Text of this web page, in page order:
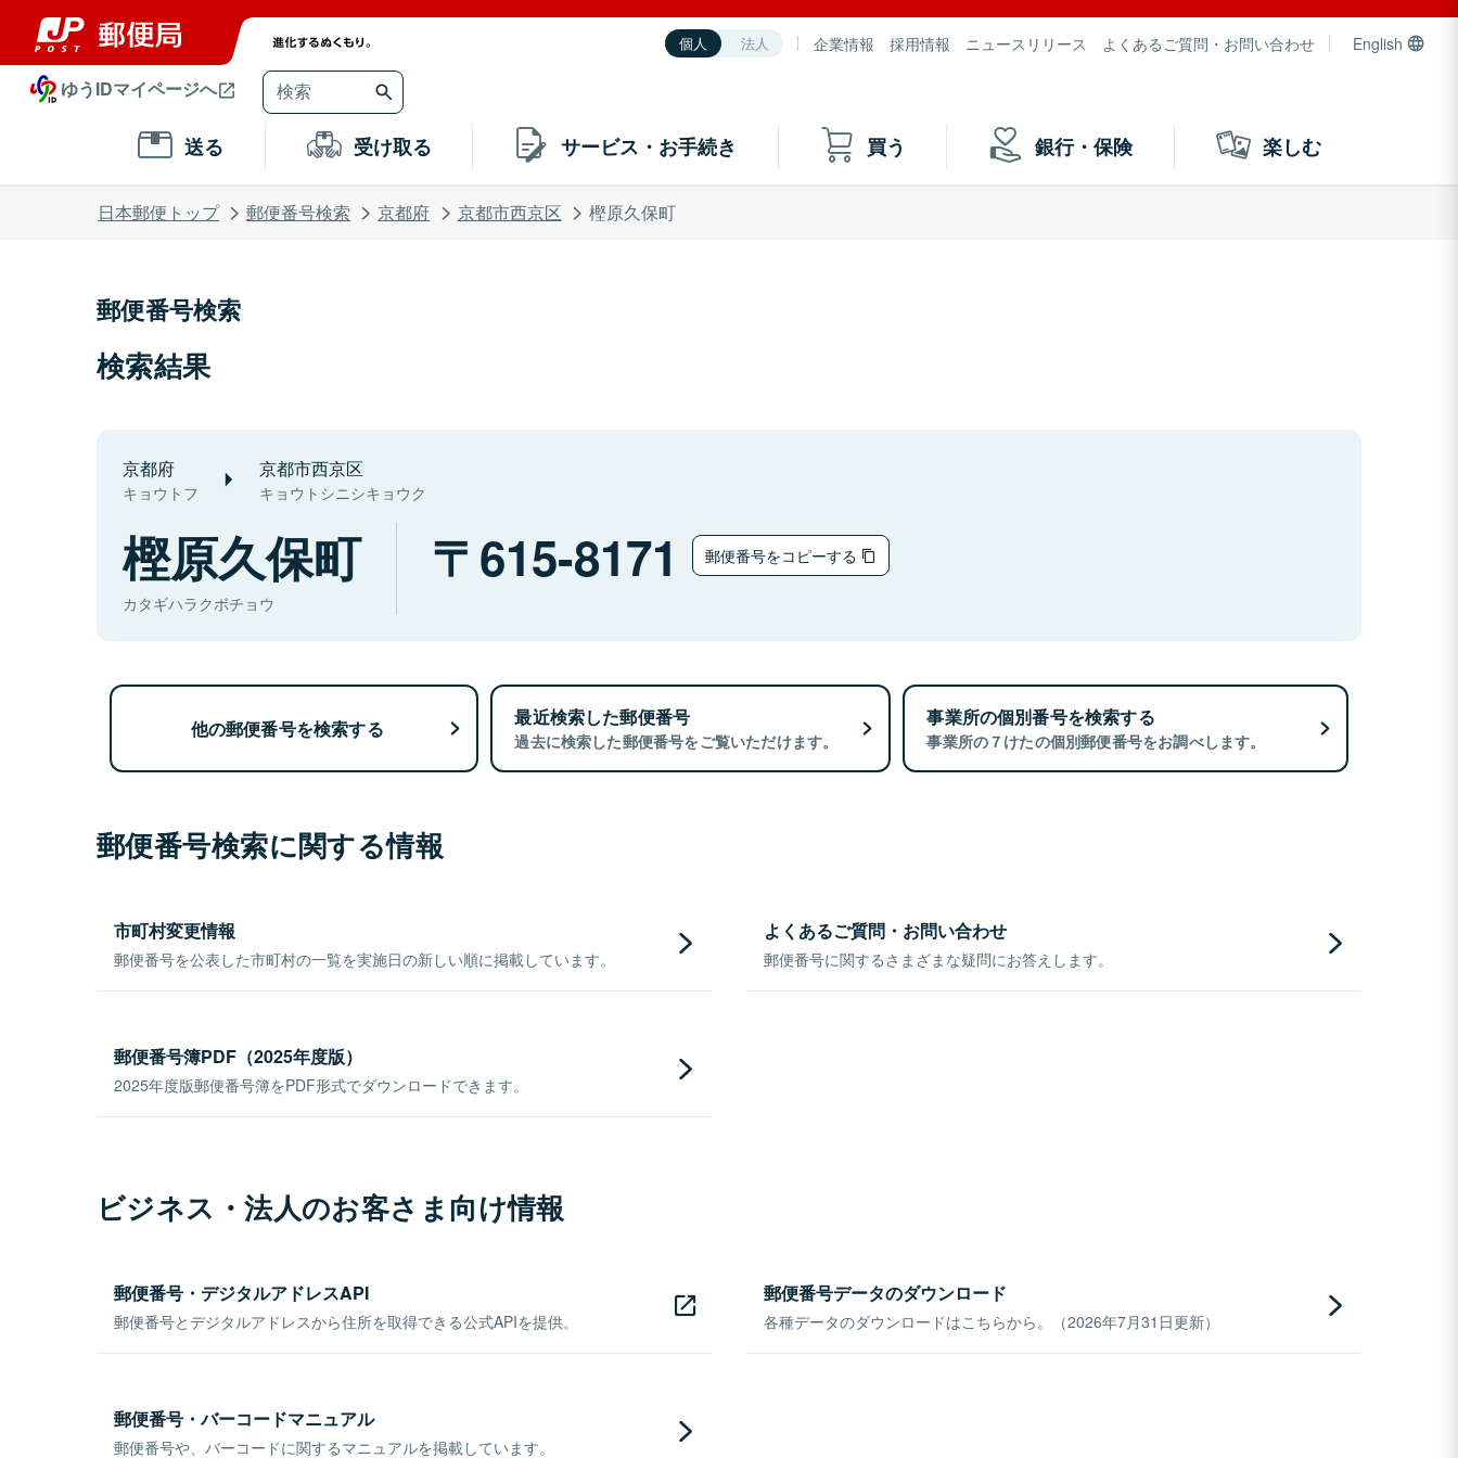
個人 法人 企業情報 採用情報 ニュースリリース よくあるご質問・お問い合わせ English
ゆうIDマイページへ
送る 受け取る サービス・お手続き 買う 銀行・保険 楽しむ
日本郵便トップ 郵便番号検索 京都府 京都市西京区 樫原久保町
郵便番号検索
検索結果
京都府
キョウトフ
京都市西京区
キョウトシニシキョウク
樫原久保町
カタギハラクボチョウ
615-8171 郵便番号をコピーする
他の郵便番号を検索する 最近検索した郵便番号
過去に検索した郵便番号をご覧いただけます。
事業所の個別番号を検索する
事業所の７けたの個別郵便番号をお調べします。
郵便番号検索に関する情報
市町村変更情報
郵便番号を公表した市町村の一覧を実施日の新しい順に掲載しています。
よくあるご質問・お問い合わせ
郵便番号に関するさまざまな疑問にお答えします。
郵便番号簿PDF（2025年度版）
2025年度版郵便番号簿をPDF形式でダウンロードできます。
ビジネス・法人のお客さま向け情報
郵便番号・デジタルアドレスAPI
郵便番号とデジタルアドレスから住所を取得できる公式APIを提供。
郵便番号データのダウンロード
各種データのダウンロードはこちらから。（2026年7月31日更新）
郵便番号・バーコードマニュアル
郵便番号や、バーコードに関するマニュアルを掲載しています。